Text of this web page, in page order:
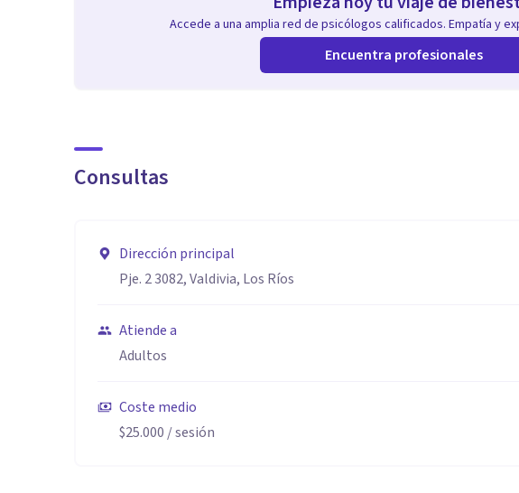
Accede a una amplia red de psicólogos calificados. Empatía y
Encuentra profesionales
Consultas
Dirección principal
Pje. 2 3082, Valdivia, Los Ríos
Atiende a
Adultos
Coste medio
$25.000 / sesión